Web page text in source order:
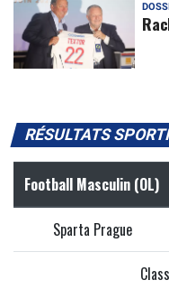
RÉSULTATS
Football Masculin (OL)
Sparta Prague